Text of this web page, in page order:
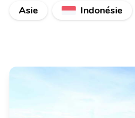
Asie
Indonésie